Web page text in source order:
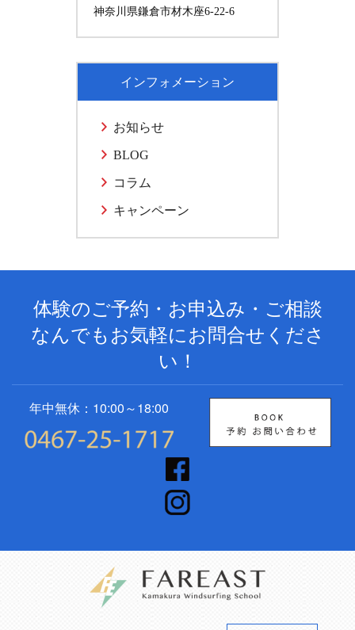
神奈川県鎌倉市材木座6-22-6
インフォメーション
お知らせ
BLOG
コラム
キャンペーン
体験のご予約・お申込み・ご相談
なんでもお気軽にお問合せくださ
い！
年中無休：10:00～18:00